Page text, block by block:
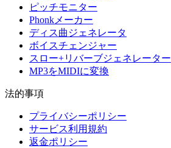
ピッチモニター
Phonkメーカー
ディス曲ジェネレータ
ボイスチェンジャー
スロー+リバーブジェネレーター
MP3をMIDIに変換
法的事項
プライバシーポリシー
サービス利用規約
返金ポリシー